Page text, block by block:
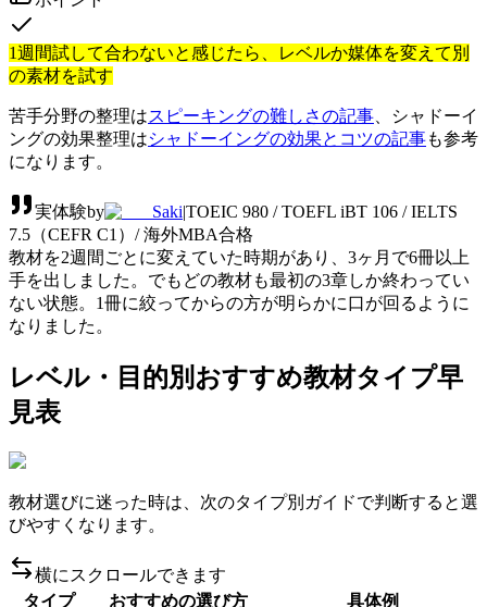
1週間試して合わないと感じたら、レベルか媒体を変えて別
の素材を試す
苦手分野の整理はスピーキングの難しさの記事、シャドーイ
ングの効果整理はシャドーイングの効果とコツの記事も参考
になります。
実体験by Saki|TOEIC 980 / TOEFL iBT 106 / IELTS
7.5（CEFR C1）/ 海外MBA合格
教材を2週間ごとに変えていた時期があり、3ヶ月で6冊以上
手を出しました。でもどの教材も最初の3章しか終わってい
ない状態。1冊に絞ってからの方が明らかに口が回るように
なりました。
レベル・目的別おすすめ教材タイプ早
見表
教材選びに迷った時は、次のタイプ別ガイドで判断すると選
びやすくなります。
横にスクロールできます
タイプ
おすすめの選び方 具体例